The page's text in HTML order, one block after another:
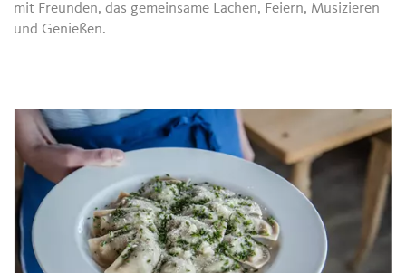
mit Freunden, das gemeinsame Lachen, Feiern, Musizieren
und Genießen.